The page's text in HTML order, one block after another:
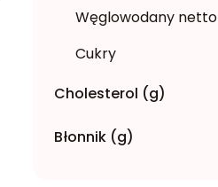
Węglowodany netto
Cukry
Cholesterol (g)
Błonnik (g)